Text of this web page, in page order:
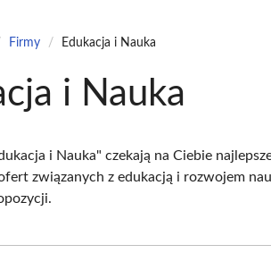
Firmy / Edukacja i Nauka
i Nauka
i Nauka" czekają na Ciebie
związanych z edukacją i rozwojem